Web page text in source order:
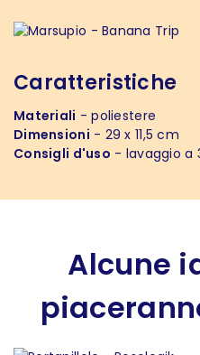
Caratteristiche
Materiali - poliestere
Dimensioni - 29 x 11,5 cm
Consigli d'uso - lavaggio a
Alcune